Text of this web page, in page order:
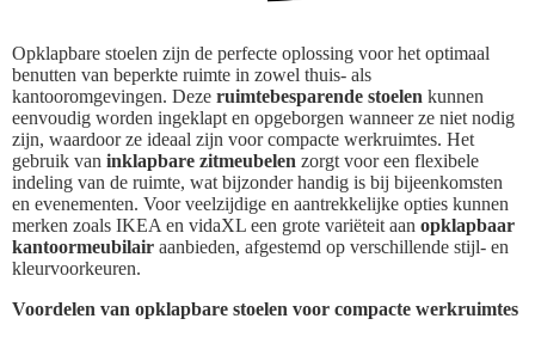
Opklapbare stoelen zijn de perfecte oplossing voor het optimaal
benutten van beperkte ruimte in zowel thuis- als
kantooromgevingen. Deze ruimtebesparende stoelen kunnen
eenvoudig worden ingeklapt en opgeborgen wanneer ze niet nodig
zijn, waardoor ze ideaal zijn voor compacte werkruimtes. Het
gebruik van inklapbare zitmeubelen zorgt voor een flexibele
indeling van de ruimte, wat bijzonder handig is bij bijeenkomsten
en evenementen. Voor veelzijdige en aantrekkelijke opties kunnen
merken zoals IKEA en vidaXL een grote variëteit aan opklapbaar
kantoormeubilair aanbieden, afgestemd op verschillende stijl- en
kleurvoorkeuren.
Voordelen van opklapbare stoelen voor compacte werkruimtes